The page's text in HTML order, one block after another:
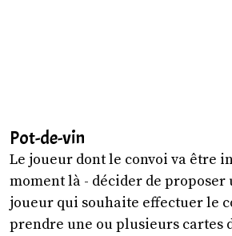
Pot-de-vin
Le joueur dont le convoi va être
moment là - décider de proposer
joueur qui souhaite effectuer le
prendre une ou plusieurs cartes